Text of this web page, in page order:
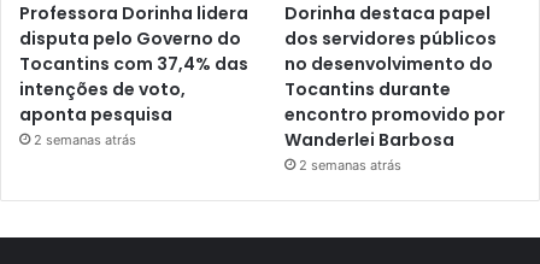
Professora Dorinha lidera
disputa pelo Governo do
Tocantins com 37,4% das
intenções de voto,
aponta pesquisa
2 semanas atrás
Dorinha destaca papel
dos servidores públicos
no desenvolvimento do
Tocantins durante
encontro promovido por
Wanderlei Barbosa
2 semanas atrás